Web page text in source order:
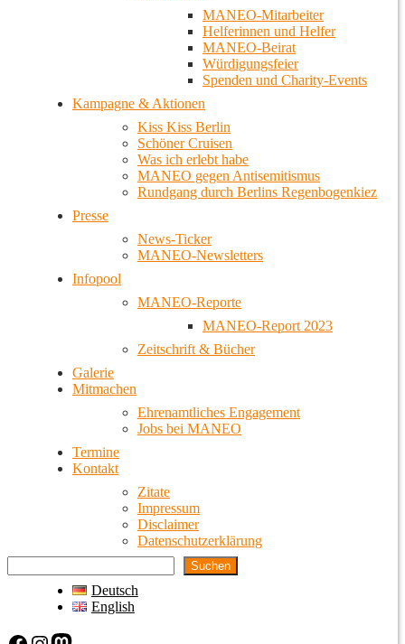
MANEO-Mitarbeiter
Helferinnen und Helfer
MANEO-Beirat
Würdigungsfeier
Spenden und Charity-Events
Kampagne & Aktionen
Kiss Kiss Berlin
Schöner Cruisen
Was ich erlebt habe
MANEO gegen Antisemitismus
Rundgang durch Berlins Regenbogenkiez
Presse
News-Ticker
MANEO-Newsletters
Infopool
MANEO-Reporte
MANEO-Report 2023
Zeitschrift & Bücher
Galerie
Mitmachen
Ehrenamtliches Engagement
Jobs bei MANEO
Termine
Kontakt
Zitate
Impressum
Disclaimer
Datenschutzerklärung
Suchen
Deutsch
English